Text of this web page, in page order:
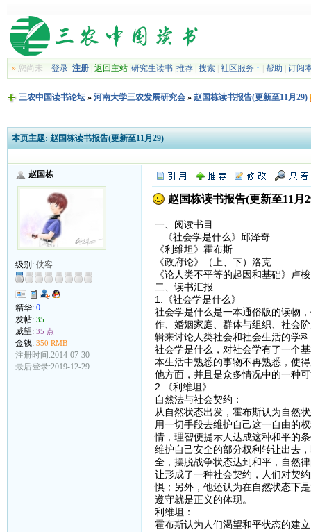
»您尚未 登录 注册| 返回主站| 研究生读书| 推荐| 搜索| 社区服务 帮助 订阅
三农中国读书论坛» 河南大学三农发展研究会» 赵国栋读书报告(更新至11月29)
本页主题: 赵国栋读书报告(更新至11月29)
赵国栋
级别: 侠客
精华: 0
发帖: 35
威望: 35 点
金钱: 350 RMB
注册时间:2014-07-30
最后登录:2019-12-29
赵国栋读书报告(更新至11月
一、阅读书目
《社会学是什么》邱泽奇
《利维坦》霍布斯
《政府论》（上、下）洛克
《论人类不平等的起因和基础》卢梭
二、读书汇报
1.《社会学是什么》
社会学是什么是一本通俗版的读物
作、婚姻家庭、群体与组织、社会
辑来讨论人类社会和社会生活的学
社会学是什么，对社会学有了一个
本生活中熟悉的事物不再熟悉，使
他方面，并且是众多情况中的一种
2.《利维坦》
自然法与社会契约：
从自然状态出发，霍布斯认为自然
用一切手段去维护自己这一自由的
情，理智便提示人达成这种和平的
维护自己安全的部分权利转让出去
全，摆脱战争状态达到和平，自然
让形成了一种社会契约，人们对契
惧；另外，他还认为在自然状态下
遵守就是正义的体现。
利维坦：
霍布斯认为人们渴望和平状态的建